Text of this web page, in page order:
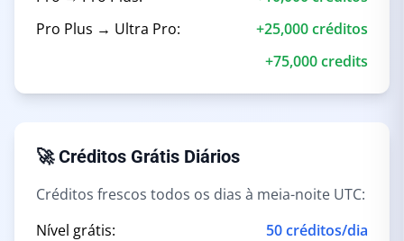
Pro Plus → Ultra Pro:
+25,000 créditos
+75,000 credits
🚀 Créditos Grátis Diários
Créditos frescos todos os dias à meia-noite UTC:
Nível grátis:
50 créditos/dia